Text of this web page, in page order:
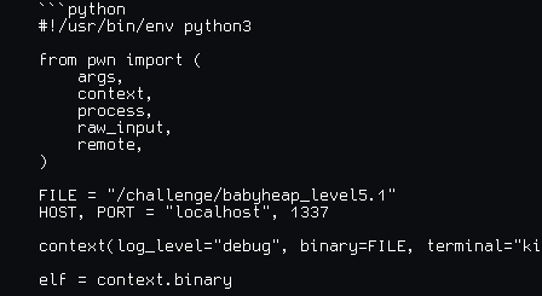
```python
#!/usr/bin/env python3
from pwn import (
    args,
    context,
    process,
    raw_input,
    remote,
)
FILE = "/challenge/babyheap_level5.1"
HOST, PORT = "localhost", 1337
context(log_level="debug", binary=FILE,
elf = context.binary